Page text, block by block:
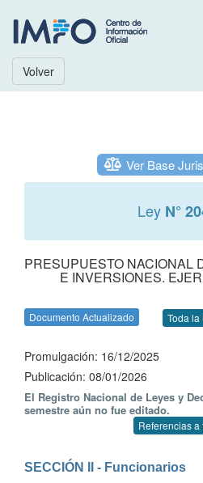
Volver
Ver Base
Ley N°
PRESUPUESTO NACIONAL
E INVERSIONES.
Documento Actualizado Toda la
Promulgación: 16/12/2025
Publicación: 08/01/2026
El Registro Nacional de Leyes y
semestre aún no fue editado.
Referencias a
SECCIÓN II - Funcionarios